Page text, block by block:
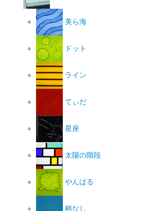
美ら海
ドット
ライン
てぃだ
星座
太陽の階段
やんばる
柄なし